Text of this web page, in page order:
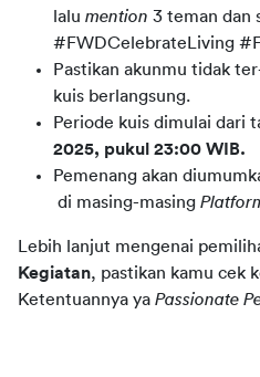
lalu mention 3 teman dan
#FWDCelebrateLiving
Pastikan akunmu tidak
kuis berlangsung.
Periode kuis dimulai dari
2025, pukul 23:00 WIB.
Pemenang akan
di masing-masing
Lebih lanjut mengenai
Kegiatan, pastikan kamu cek
Ketentuannya ya Passionate